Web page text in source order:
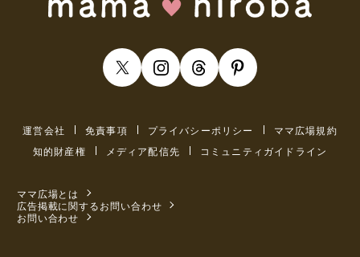
運営会社 免責事項 プライバシーポリシー
ママ広場規約
知的財産権
メディア配信先 コミュニティガイドライン
ママ広場とは
広告掲載に関するお問い合わせ
お問い合わせ